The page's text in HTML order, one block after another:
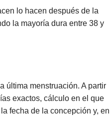
lo hacen después de la
la mayoría dura entre 38 y
última menstruación. A partir
exactos, cálculo en el que
fecha de la concepción y, en